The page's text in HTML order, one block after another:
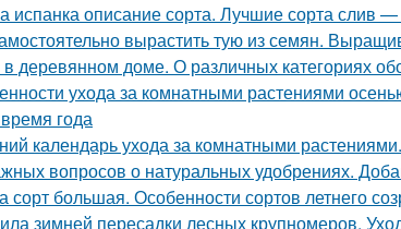
испанка описание сорта. Лучшие сорта слив
вырастить тую из семян.
деревянном доме. О различных категориях
ухода за комнатными растениями
года
календарь ухода за комнатными
вопросов о натуральных удобрениях.
сорт большая. Особенности сортов летнего
зимней пересадки лесных крупномеров.